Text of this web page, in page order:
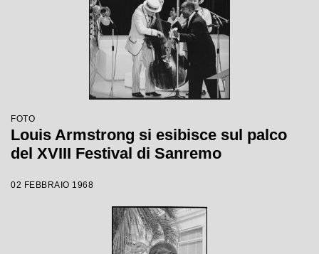
FOTO
Louis Armstrong si esibisce sul palco
del XVIII Festival di Sanremo
02 FEBBRAIO 1968